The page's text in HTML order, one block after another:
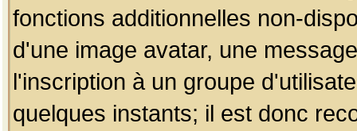
fonctions additionnelles non-
d'une image avatar, une
l'inscription à un groupe
quelques instants; il est donc